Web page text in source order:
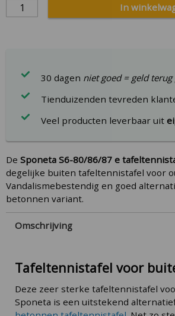
In
30 dagen niet goed = geld terug
Tienduizenden tevreden
Veel producten leverbaar uit
De Sponeta S6-80/86/87 e
degelijke buiten tafeltennistafel voor
Vandalismebestendig en goed
betonnen variant.
Omschrijving
Tafeltennistafel voor
Deze zeer sterke tafeltennistafel
Sponeta is een uitstekend